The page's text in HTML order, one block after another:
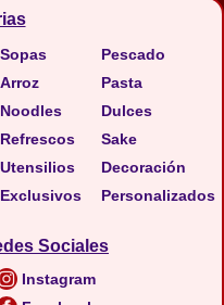
Sopas
Arroz
Noodles
Refrescos
Utensilios
Exclusivos
Pescado
Pasta
Dulces
Sake
Decoración
Personalizados
Sociales
Instagram